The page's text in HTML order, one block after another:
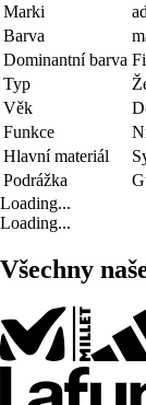
Marki
Barva
Dominantní barva
Typ
Věk
Funkce
Hlavní materiál
Podrážka
Loading...
Loading...
Všechny